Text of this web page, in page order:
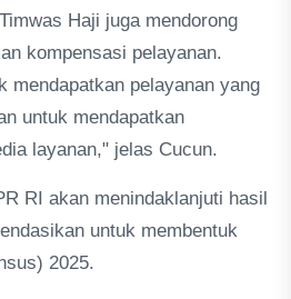
Haji juga mendorong
kompensasi pelayanan.
mendapatkan pelayanan yang
untuk mendapatkan
layanan," jelas Cucun.
RI akan menindaklanjuti hasil
untuk membentuk
2025.